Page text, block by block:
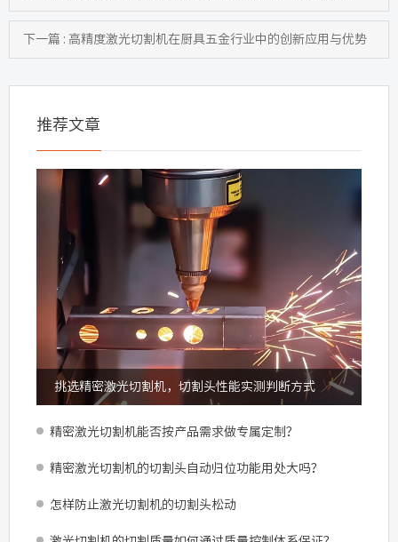
下一篇 : 高精度激光切割机在厨具五金行业中的创新应用与优势
推荐文章
挑选精密激光切割机，切割头性能实测判断方式
精密激光切割机能否按产品需求做专属定制？
精密激光切割机的切割头自动归位功能用处大吗？
怎样防止激光切割机的切割头松动